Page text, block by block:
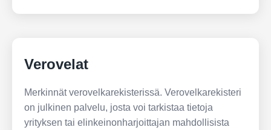
Verovelat
Merkinnät verovelkarekisterissä. Verovelkarekisteri
on julkinen palvelu, josta voi tarkistaa tietoja
yrityksen tai elinkeinonharjoittajan mahdollisista